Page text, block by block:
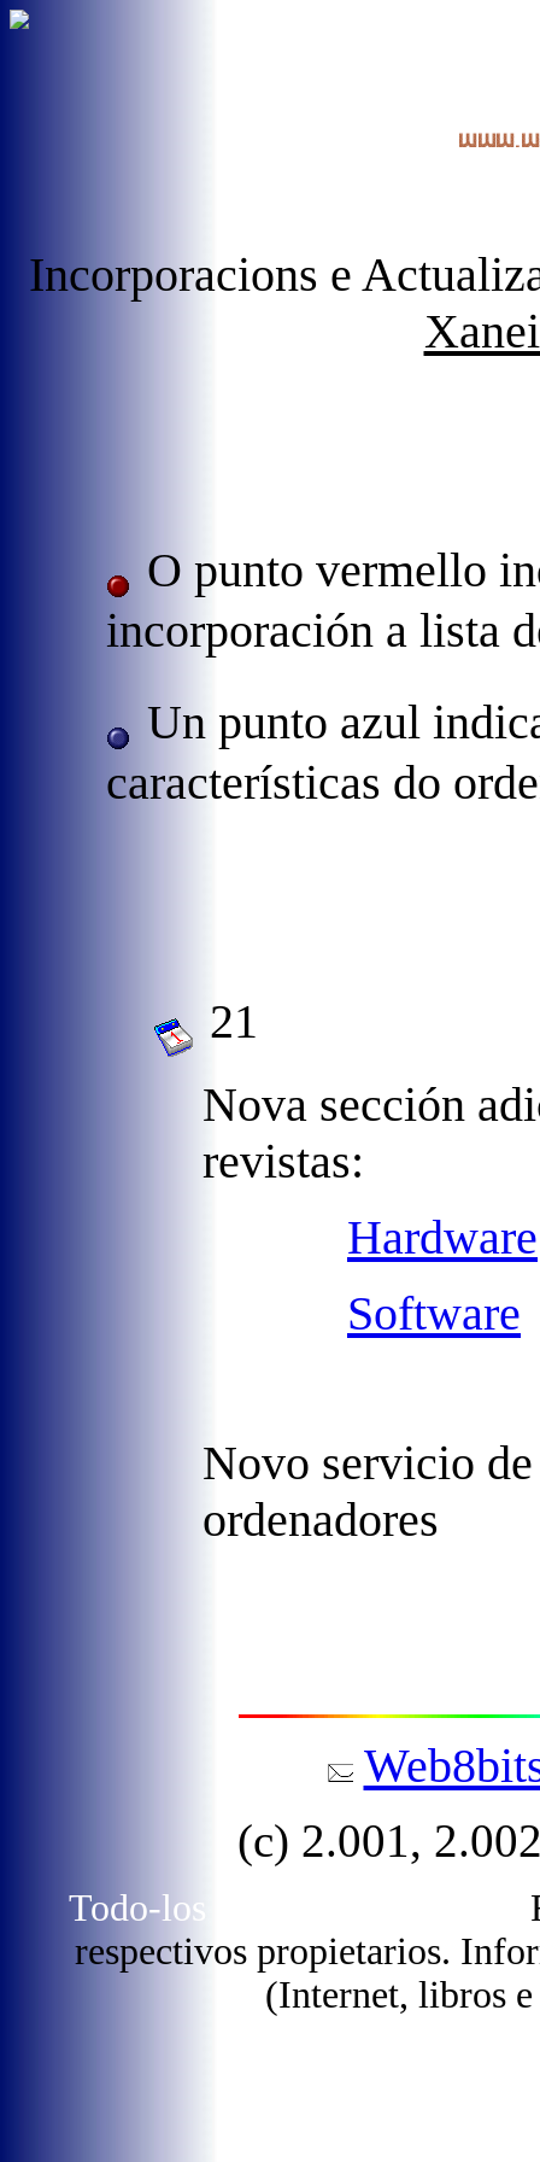
Incorporacions e
O punto vermello
incorporación a lista
Un punto azul
características do
21
Nova sección
revistas:
Hardware
Software
Novo servicio
ordenadores
(c) 2.001,
Todo-los dereitos reservados.
respectivos propietarios.
(Internet, libros